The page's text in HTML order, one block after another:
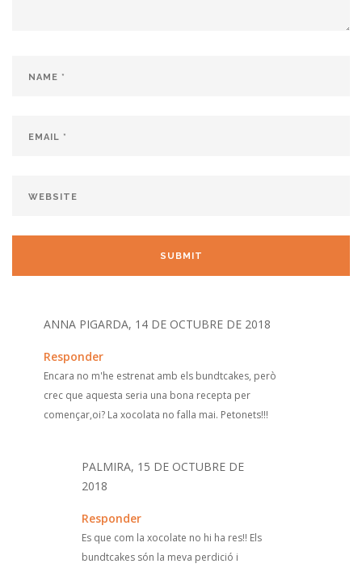
ANNA PIGARDA, 14 DE OCTUBRE DE 2018
Responder
Encara no m'he estrenat amb els bundtcakes, però
crec que aquesta seria una bona recepta per
començar,oi? La xocolata no falla mai. Petonets!!!
PALMIRA, 15 DE OCTUBRE DE
2018
Responder
Es que com la xocolate no hi ha res!! Els
bundtcakes són la meva perdició i